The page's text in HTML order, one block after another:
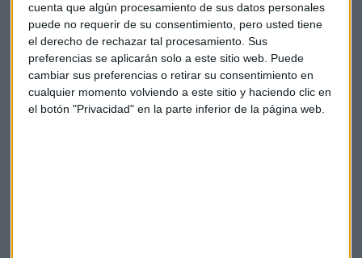
cuenta que algún procesamiento de sus datos personales
puede no requerir de su consentimiento, pero usted tiene
el derecho de rechazar tal procesamiento. Sus
preferencias se aplicarán solo a este sitio web. Puede
cambiar sus preferencias o retirar su consentimiento en
cualquier momento volviendo a este sitio y haciendo clic en
el botón "Privacidad" en la parte inferior de la página web.
China frente a EE.UU. ¿dónde colocar la
cartera? Responde Galán
Analizamos el comportamiento de la bolsa en el
Consultorio Capital de Mercado Abierto con David
Galán, responsable de Renta Variable de Bolsa